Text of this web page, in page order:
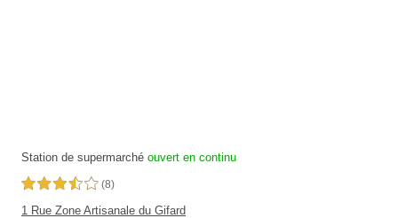
Station de supermarché ouvert en continu
3,5 étoiles sur 5 (8)
1 Rue Zone Artisanale du Gifard